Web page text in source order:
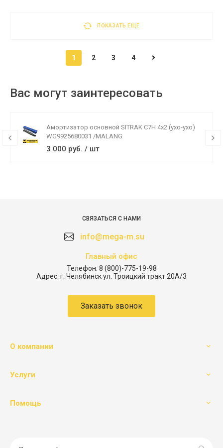
ПОКАЗАТЬ ЕЩЕ
1 2 3 4
Вас могут заинтересовать
Амортизатор основной SITRAK C7H 4x2 (ухо-ухо)
WG9925680031 /MALANG
3 000 руб. / шт
СВЯЗАТЬСЯ С НАМИ
info@mega-m.su
Главный офис
Телефон: 8 (800)-775-19-98
Адрес: г. Челябинск ул. Троицкий тракт 20А/3
Заказать звонок
О компании
Услуги
Помощь